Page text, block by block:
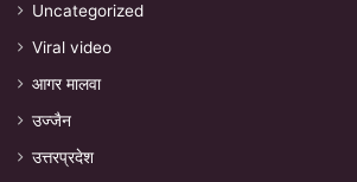
Uncategorized
Viral video
आगर मालवा
उज्जैन
उत्तरप्रदेश